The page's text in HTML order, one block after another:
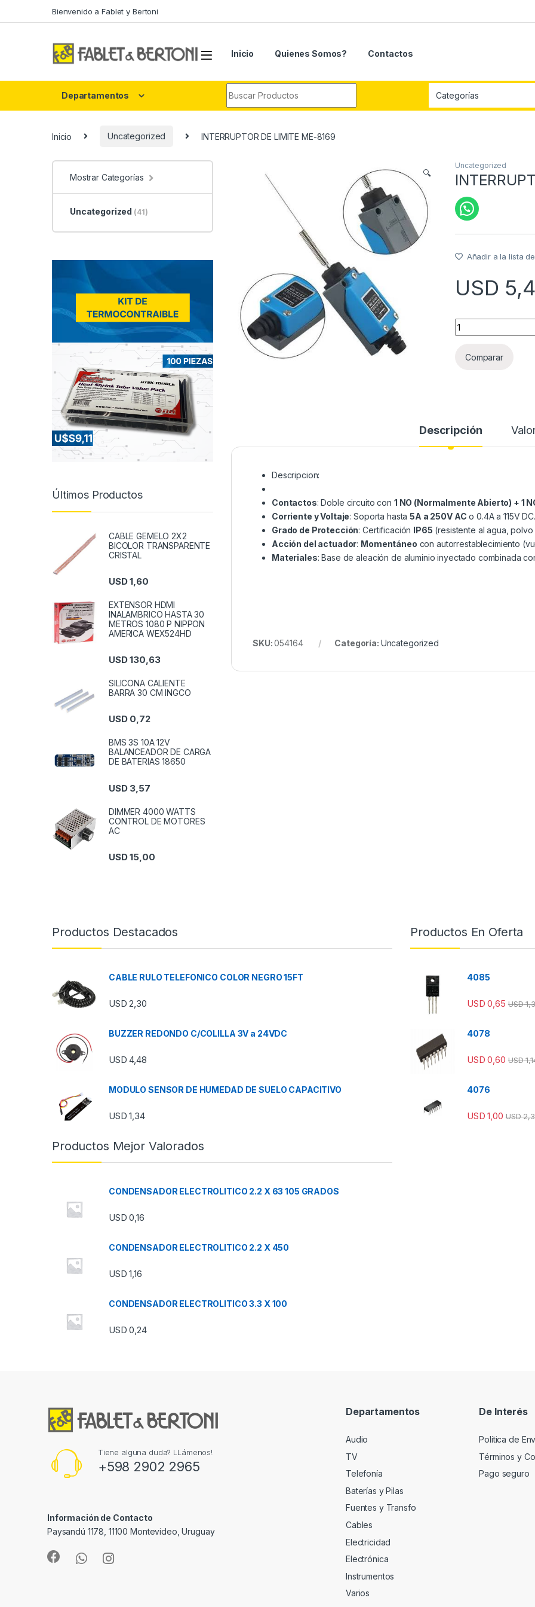
Bienvenido a Fablet y Bertoni
Inicio Quienes Somos? Contactos
Departamentos
Inicio Uncategorized INTERRUPTOR DE LIMITE ME-8169
🔍
Uncategorized
Añadir a la lista
USD
INTERRUPTOR
Comparar
Descripción
Descripcion:
Contactos: Doble circuito con 1 NO (Normalmente Abierto) + 1
Corriente y Voltaje: Soporta hasta5A a 250V AC o 0.4A a 115V DC.
Grado de Protección: Certificación IP65 (resistente al agua,
Acción del actuador: Momentáneo con autorrestablecimiento
Materiales: Base de aleación de aluminio inyectado combinada
SKU:054164 Categoría: Uncategorized
Mostrar Categorías
Uncategorized (41)
Últimos Productos
CABLE GEMELO 2X2
BICOLOR TRANSPARENTE
CRISTAL
USD1,60
EXTENSOR HDMI
INALAMBRICO HASTA 30
METROS 1080 P NIPPON
AMERICA WEX524HD
USD130,63
SILICONA CALIENTE
BARRA 30 CM INGCO
USD0,72
BMS 3S 10A 12V
BALANCEADOR DE CARGA
DE BATERIAS 18650
USD3,57
DIMMER 4000 WATTS
CONTROL DE MOTORES
AC
USD15,00
Productos Destacados
CABLE RULO TELEFONICO COLOR NEGRO 15FT
USD 2,30
BUZZER REDONDO C/COLILLA 3V a 24VDC
USD 4,48
MODULO SENSOR DE HUMEDAD DE SUELO CAPACITIVO
USD 1,34
Productos En Oferta
4085
USD 0,65 USD
4078
USD 0,60 USD
4076
USD 1,00 USD
Productos Mejor Valorados
CONDENSADOR ELECTROLITICO 2.2 X 63 105 GRADOS
USD 0,16
CONDENSADOR ELECTROLITICO 2.2 X 450
USD 1,16
CONDENSADOR ELECTROLITICO 3.3 X 100
USD 0,24
Tiene alguna duda? LLámenos!
+598 2902 2965
Información de Contacto
Paysandú 1178, 11100 Montevideo, Uruguay
Departamentos
Audio
TV
Telefonía
Baterías y Pilas
Fuentes y Transfo
Cables
Electricidad
Electrónica
Instrumentos
Varios
De Interés
Política de
Términos y
Pago seguro